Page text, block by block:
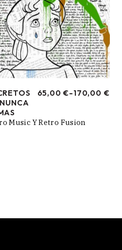
65,00 €-170,00 €
RANGO
DESDE
65,00 €
Music Y Retro Fusion